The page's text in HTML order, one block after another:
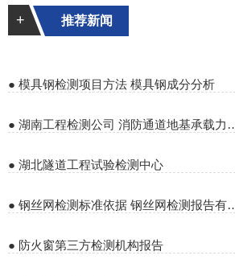
+ 推荐新闻
● 模具钢检测项目方法 模具钢成分分析
● 湖南工程检测公司
● 湖北隧道工程试验检测中心
● 钢丝网检测标准依据
● 防火窗第三方检测机构报告